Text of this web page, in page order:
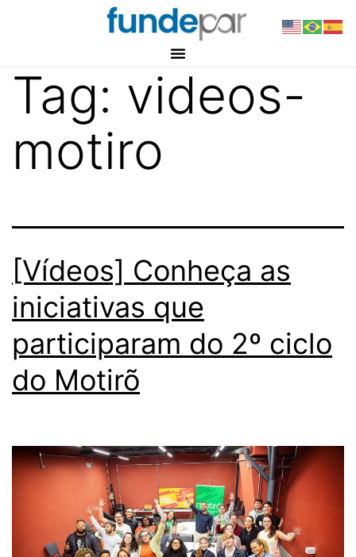
Tag: videos-
motiro
[Vídeos] Conheça as
iniciativas que
participaram do 2º ciclo
do Motirõ